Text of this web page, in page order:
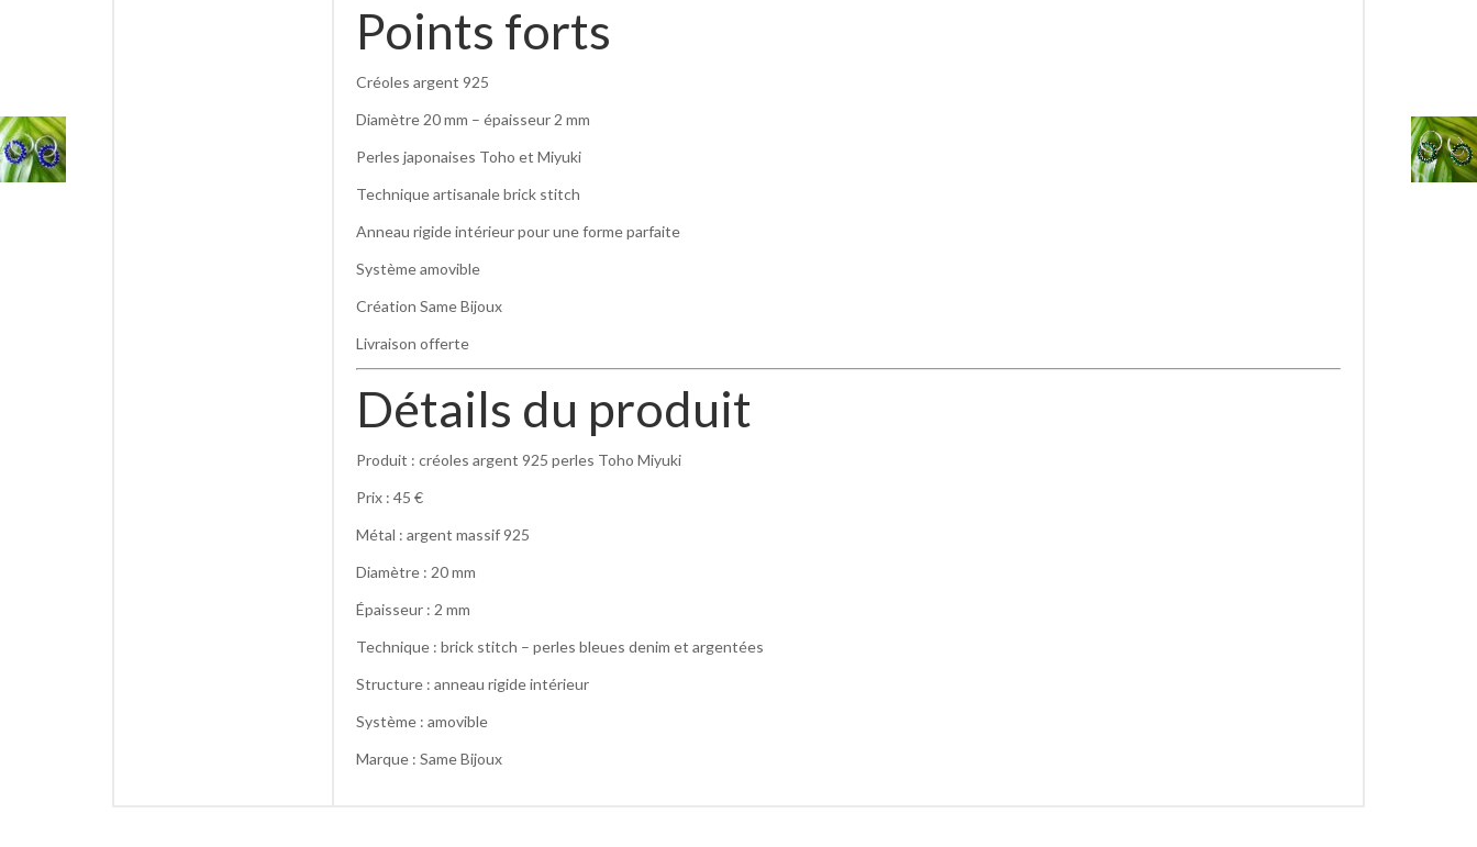
Points forts
Créoles argent 925
Diamètre 20 mm – épaisseur 2 mm
Perles japonaises Toho et Miyuki
Technique artisanale brick stitch
Anneau rigide intérieur pour une forme parfaite
Système amovible
Création Same Bijoux
Livraison offerte
Détails du produit
Produit : créoles argent 925 perles Toho Miyuki
Prix : 45 €
Métal : argent massif 925
Diamètre : 20 mm
Épaisseur : 2 mm
Technique : brick stitch – perles bleues denim et argentées
Structure : anneau rigide intérieur
Système : amovible
Marque : Same Bijoux